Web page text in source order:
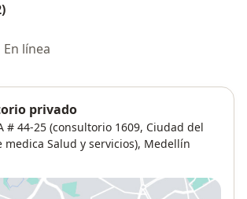
En línea
privado
# 44-25 (consultorio 1609, Ciudad del
medica Salud y servicios), Medellín